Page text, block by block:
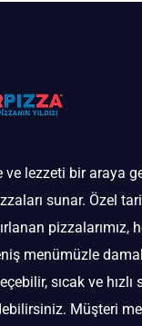
ve lezzeti bir araya
sunar. Özel
pizzalarımız,
menümüzle
sıcak ve
Müşteri